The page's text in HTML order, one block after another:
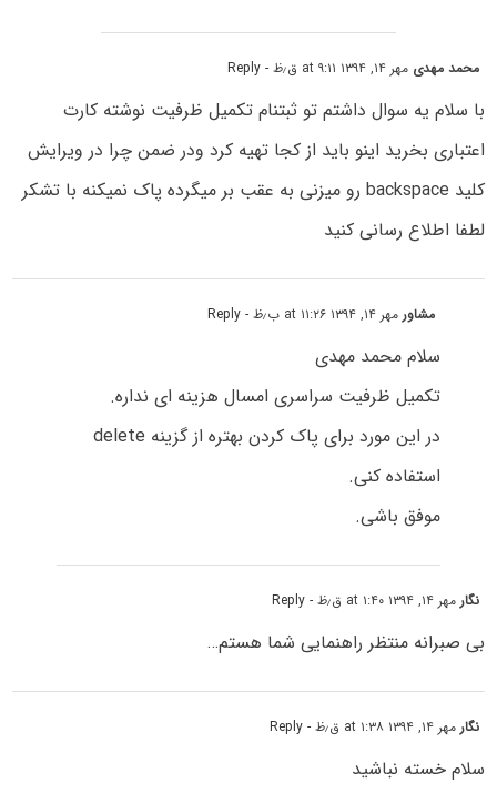
محمد مهدی مهر ۱۴, ۱۳۹۴ at ۹:۱۱ ق٫ظ - Reply
با سلام یه سوال داشتم تو ثبتنام تکمیل ظرفیت نوشته کارت
اعتباری بخرید اینو باید از کجا تهیه کرد ودر ضمن چرا در ویرایش
کلید backspace رو میزنی به عقب بر میگرده پاک نمیکنه با تشکر
لطفا اطلاع رسانی کنید
مشاورمهر ۱۴, ۱۳۹۴ at ۱۱:۲۶ ب٫ظ - Reply
سلام محمد مهدی
تکمیل ظرفیت سراسری امسال هزینه ای نداره.
در این مورد برای پاک کردن بهتره از گزینه delete
استفاده کنی.
موفق باشی.
نگارمهر ۱۴, ۱۳۹۴ at ۱:۴۰ ق٫ظ - Reply
بی صبرانه منتظر راهنمایی شما هستم…
نگارمهر ۱۴, ۱۳۹۴ at ۱:۳۸ ق٫ظ - Reply
سلام خسته نباشید